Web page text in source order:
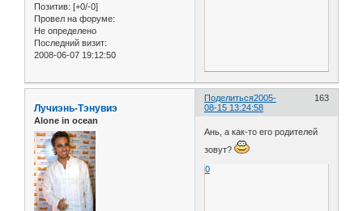
Позитив: [+0/-0]
Провел на форуме:
Не определено
Последний визит:
2008-06-07 19:12:50
Поделиться 163
2005-
08-15 13:24:58
Лучиэнь-Тэнувиэ
Alone in ocean
Ань, а как-то его родителей
зовут?
0